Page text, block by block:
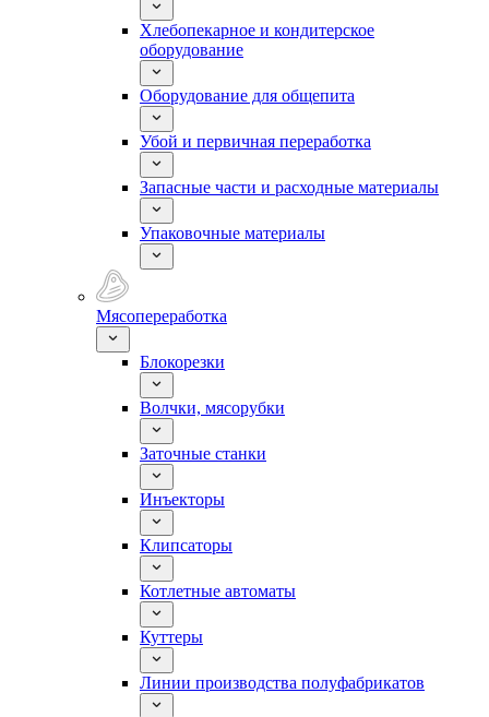
Хлебопекарное и кондитерское
оборудование
Оборудование для общепита
Убой и первичная переработка
Запасные части и расходные материалы
Упаковочные материалы
Мясопереработка
Блокорезки
Волчки, мясорубки
Заточные станки
Инъекторы
Клипсаторы
Котлетные автоматы
Куттеры
Линии производства полуфабрикатов